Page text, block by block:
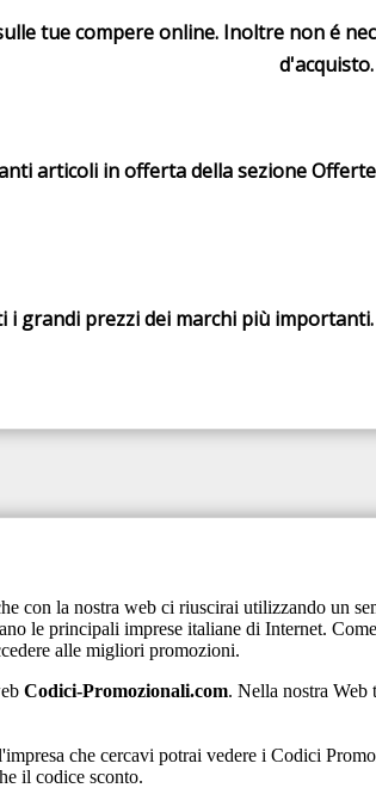
tue compere online. Inoltre non é
d'acquisto.
articoli in offerta della sezione
i grandi prezzi dei marchi più importanti.
con la nostra web ci riuscirai utilizzando un
le principali imprese italiane di Internet.
alle migliori promozioni.
Codici-Promozionali.com. Nella nostra Web
che cercavi potrai vedere i Codici
il codice sconto.